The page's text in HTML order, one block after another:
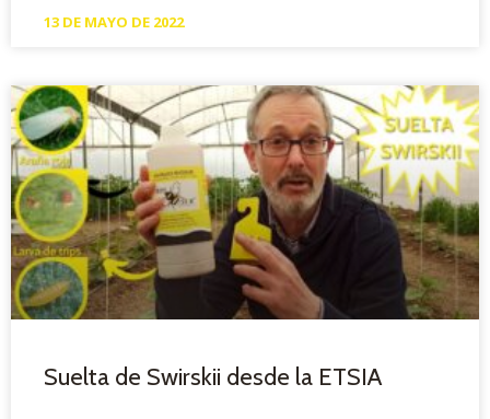
13 DE MAYO DE 2022
Suelta de Swirskii desde la ETSIA